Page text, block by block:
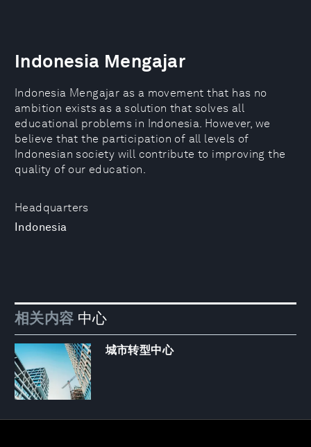
Headquarters
Indonesia
Indonesia Mengajar
Indonesia Mengajar as a movement that has no
ambition exists as a solution that solves all
educational problems in Indonesia. However, we
believe that the participation of all levels of
Indonesian society will contribute to improving the
quality of our education.
相关内容 中心
城市转型中心